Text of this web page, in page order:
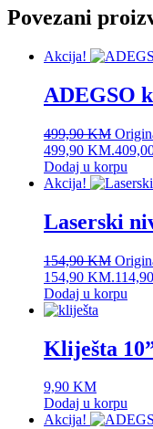
Povezani
Akcija!
ADEGSO
499,90KM
499,90 KM.
Dodaj u korpu
Akcija!
Laserski
154,90KM
154,90 KM.114,90
Dodaj u korpu
Kliješta
9,90 KM
Dodaj u korpu
Akcija!